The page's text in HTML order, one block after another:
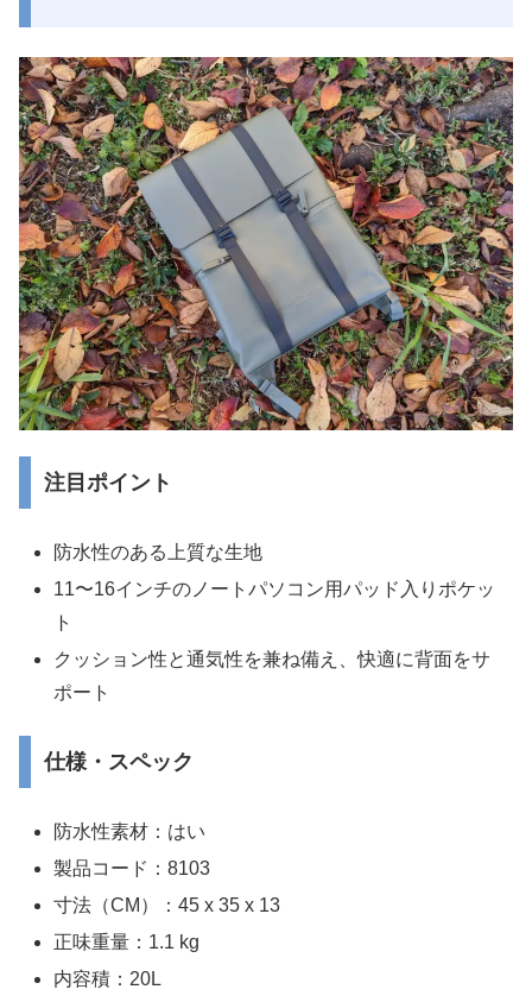
注目ポイント
防水性のある上質な生地
11〜16インチのノートパソコン用パッド入りポケッ
ト
クッション性と通気性を兼ね備え、快適に背面をサ
ポート
仕様・スペック
防水性素材：はい
製品コード：8103
寸法（CM）：45 x 35 x 13
正味重量：1.1 kg
内容積：20L